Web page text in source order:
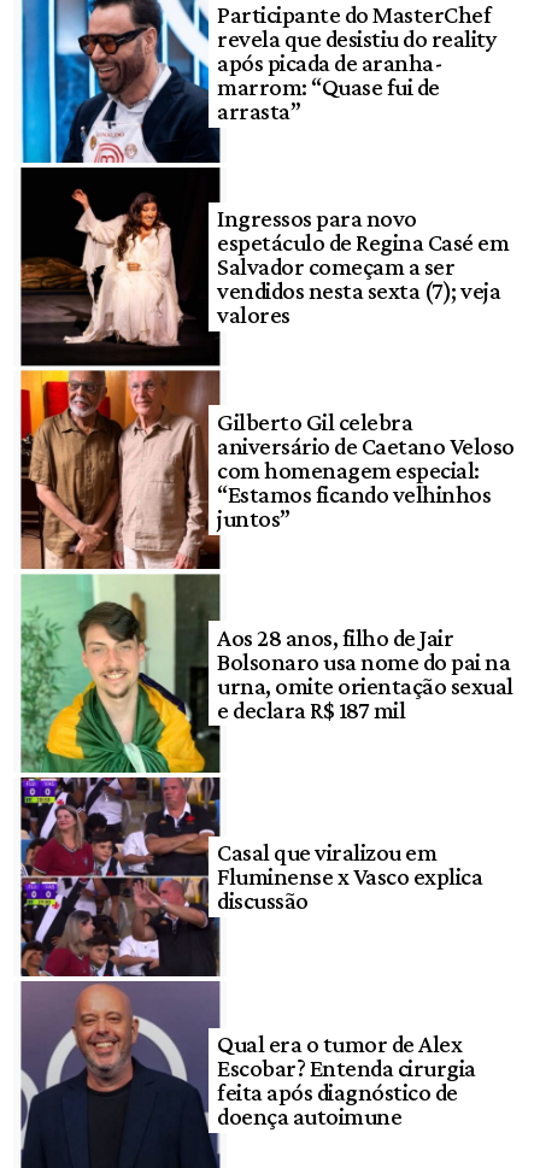
Participante do MasterChef
revela que desistiu do reality
após picada de aranha-
marrom: “Quase fui de
arrasta”
Ingressos para novo
espetáculo de Regina Casé em
Salvador começam a ser
vendidos nesta sexta (7); veja
valores
Gilberto Gil celebra
aniversário de Caetano Veloso
com homenagem especial:
“Estamos ficando velhinhos
juntos”
Aos 28 anos, filho de Jair
Bolsonaro usa nome do pai na
urna, omite orientação sexual
e declara R$ 187 mil
Casal que viralizou em
Fluminense x Vasco explica
discussão
Qual era o tumor de Alex
Escobar? Entenda cirurgia
feita após diagnóstico de
doença autoimune